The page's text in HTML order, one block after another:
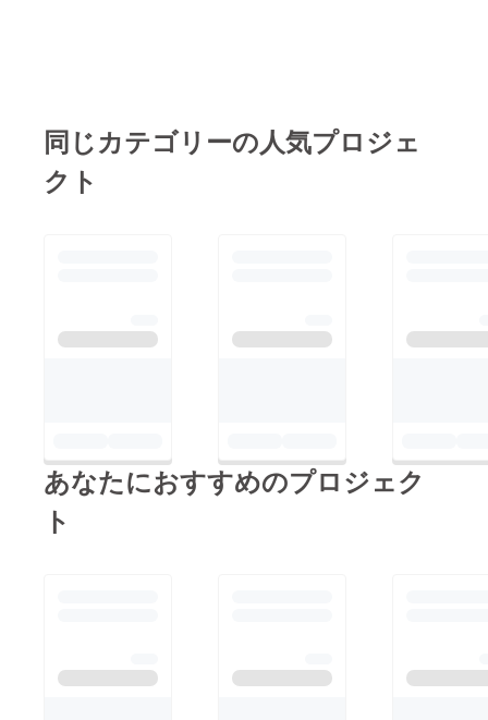
同じカテゴリーの人気プロジェ
クト
あなたにおすすめのプロジェク
ト